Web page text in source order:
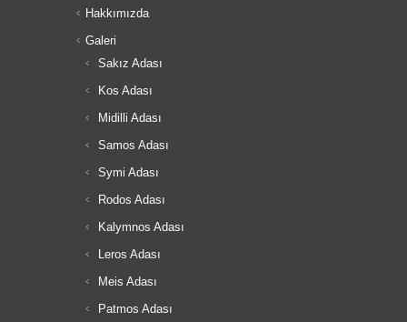
Hakkımızda
Galeri
Sakız Adası
Kos Adası
Midilli Adası
Samos Adası
Symi Adası
Rodos Adası
Kalymnos Adası
Leros Adası
Meis Adası
Patmos Adası